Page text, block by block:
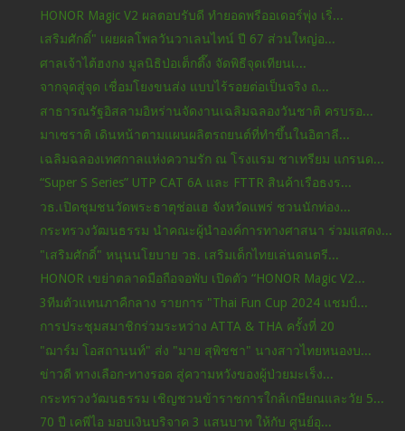
HONOR Magic V2 ผลตอบรับดี ทำยอดพรีออเดอร์พุ่ง เริ่...
เสริมศักดิ์" เผยผลโพลวันวาเลนไทน์ ปี 67 ส่วนใหญ่อ...
ศาลเจ้าไต้ฮงกง มูลนิธิป่อเต็กตึ๊ง จัดพิธีจุดเทียนเ...
จากจุดสู่จุด เชื่อมโยงขนส่ง แบบไร้รอยต่อเป็นจริง ถ...
สาธารณรัฐอิสลามอิหร่านจัดงานเฉลิมฉลองวันชาติ ครบรอ...
มาเซราติ เดินหน้าตามแผนผลิตรถยนต์ที่ทำขึ้นในอิตาลี...
เฉลิมฉลองเทศกาลแห่งความรัก ณ โรงแรม ชาเทรียม แกรนด...
“Super S Series” UTP CAT 6A และ FTTR สินค้าเรือธงร...
วธ.เปิดชุมชนวัดพระธาตุช่อแฮ จังหวัดแพร่ ชวนนักท่อง...
กระทรวงวัฒนธรรม นำคณะผู้นำองค์การทางศาสนา ร่วมแสดง...
"เสริมศักดิ์" หนุนนโยบาย วธ. เสริมเด็กไทยเล่นดนตรี...
HONOR เขย่าตลาดมือถือจอพับ เปิดตัว “HONOR Magic V2...
3ทีมตัวแทนภาคืกลาง รายการ "Thai Fun Cup 2024 แชมป์...
การประชุมสมาชิกร่วมระหว่าง ATTA & THA ครั้งที่ 20
"ฌาร์ม โอสถานนท์" ส่ง "มาย สุพิชชา" นางสาวไทยหนองบ...
ข่าวดี ทางเลือก-ทางรอด สู่ความหวังของผู้ป่วยมะเร็ง...
กระทรวงวัฒนธรรม เชิญชวนข้าราชการใกล้เกษียณและวัย 5...
70 ปี เคพีไอ มอบเงินบริจาค 3 แสนบาท ให้กับ ศูนย์อุ...